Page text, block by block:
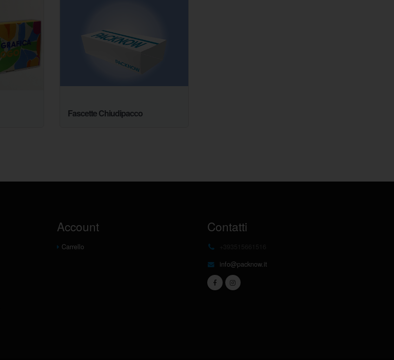
Fascette Chiudipacco
Account
Carrello
Contatti
info@packnow.it